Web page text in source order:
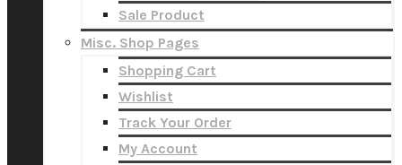
Sale Product
Misc. Shop Pages
Shopping Cart
Wishlist
Track Your Order
My Account